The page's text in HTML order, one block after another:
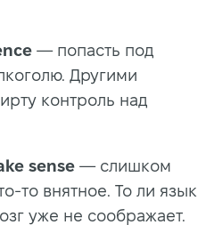
— попасть под
Другими
контроль над
sense — слишком
то внятное. То ли язык
уже не соображает.